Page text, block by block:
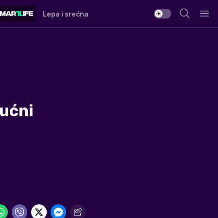
Lepa i srećna